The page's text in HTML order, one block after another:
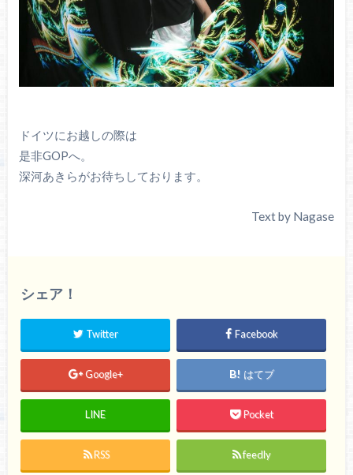
ドイツにお越しの際は
是非GOPへ。
深河あきらがお待ちしております。
Text by Nagase
シェア！
Twitter Facebook
Google+ はてブ
LINE Pocket
RSS feedly